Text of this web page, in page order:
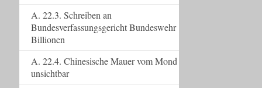
A. 22.3. Schreiben an
Bundesverfassungsgericht Bundeswehr
Billionen
A. 22.4. Chinesische Mauer vom Mond
unsichtbar